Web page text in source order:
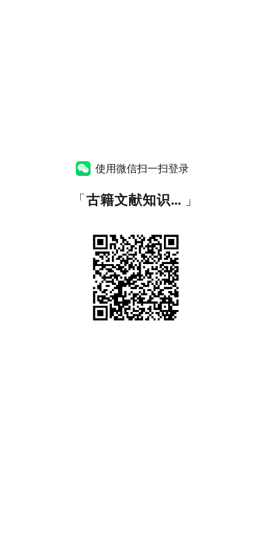
使用微信扫一扫登录
「 古籍文献知识图谱网 」